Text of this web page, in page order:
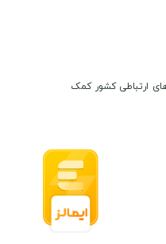
ارتباطی کشور کمک